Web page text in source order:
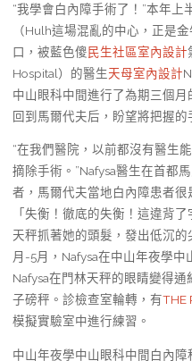
“我學會白內障手術了！”本年
（Hulh這場混亂的中心，正是
口，被藍色傻民生社區室內設計
Hospital）的醫生天母室內設計
中山眼科中間進行了為期三個月
回到馬爾代夫后，盼望將把握
“在我們醫院，以前都沒有醫生
摘除手術。”Nafysa醫生在首都
者，馬爾代夫當地白內障患者
「失衡！徹底的失衡！這違背
天秤抓著她的頭髮，發出低沉
月-5月，Nafysa在中山年夜學中
Nafysa在門林天秤的眼睛變得
子磅秤。診檢查室輪轉，有THE
模擬實驗室中進行練習。
中山年夜學中山眼科中間白內